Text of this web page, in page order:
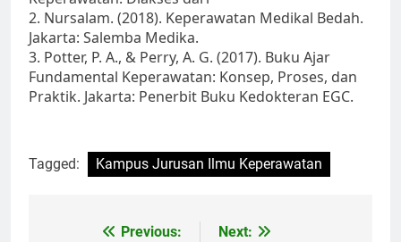
2. Nursalam. (2018). Keperawatan Medikal Bedah.
Jakarta: Salemba Medika.
3. Potter, P. A., & Perry, A. G. (2017). Buku Ajar
Fundamental Keperawatan: Konsep, Proses, dan
Praktik. Jakarta: Penerbit Buku Kedokteran EGC.
Tagged: Kampus Jurusan Ilmu Keperawatan
Previous:
Next: